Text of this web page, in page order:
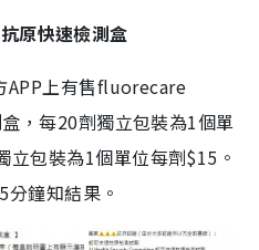
原快速檢測盒
APP上有售fluorecare
，每20劑獨立包裝為1個單
包裝為1個單位每劑$15。
鐘知結果。